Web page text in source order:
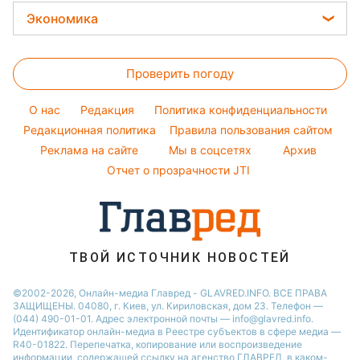
Новости Львова
Новости Днепра
Новости Харькова
Головоломки
Потап
Филипп Киркоров
Елена Зеленская
Ани Лорак
Кейт Миддлтон
Красивый маникюр
Модные ошибки
Советы от Андре Тана
Стирка
Комнатные растения
Уборка
Авто
Экономика
Денежная помощь
Тарифы
Курс валют
Проверить погоду
O нас Редакция
Политика конфиденциальности
Редакционная политика
Правила пользования сайтом
Реклама на сайте
Мы в соцсетях
Архив
Отчет о прозрачности JTI
ТВОЙ ИСТОЧНИК НОВОСТЕЙ
©2002-2026, Онлайн-медиа Главред - GLAVRED.INFO. ВСЕ ПРАВА
ЗАЩИЩЕНЫ. 04080, г. Киев, ул. Кириловская, дом 23. Телефон —
(044) 490-01-01. Адрес электронной почты — info@glavred.info.
Идентификатор онлайн-медиа в Реестре cубъектов в сфере медиа —
R40-01822. Перепечатка, копирование или воспроизведение
информации, содержащей ссылку на агенство ГЛАВРЕД, в каком-